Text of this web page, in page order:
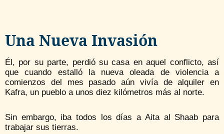
Una Nueva Invasión
Él, por su parte, perdió su casa en aquel conflicto, así
que cuando estalló la nueva oleada de violencia a
comienzos del mes pasado aún vivía de alquiler en
Kafra, un pueblo a unos diez kilómetros más al norte.
Sin embargo, iba todos los días a Aita al Shaab para
trabajar sus tierras.